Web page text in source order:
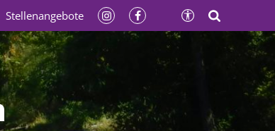
Stellenangebote